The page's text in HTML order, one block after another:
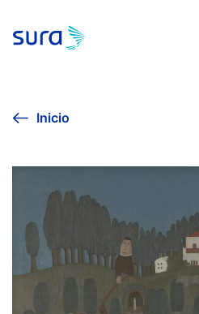
AGENDA CULTURAL
EXPOSICIÓN SURA 2024
COLECCIÓN DE ARTE
PUBLICACIONES EDITORIALES
Inicio